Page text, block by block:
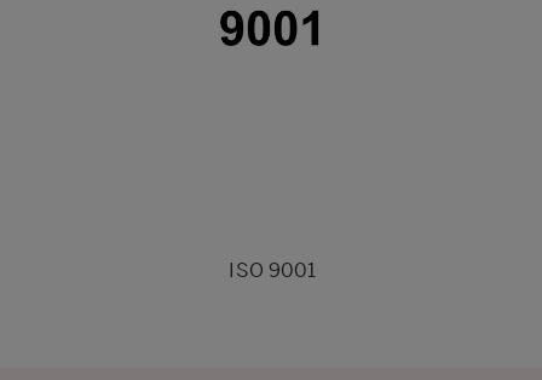
ISO 9001